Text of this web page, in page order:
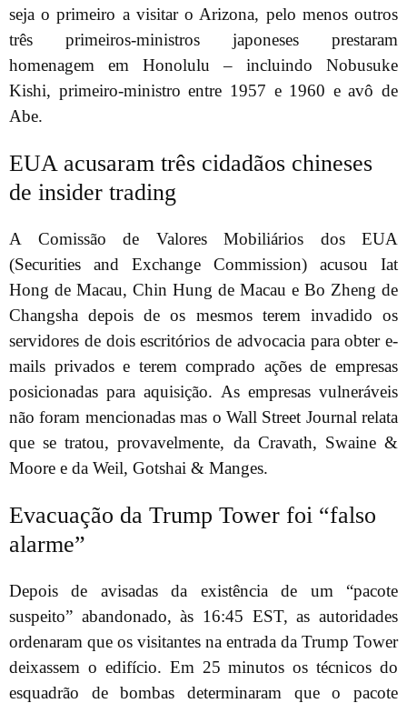
seja o primeiro a visitar o Arizona, pelo menos outros
três primeiros-ministros japoneses prestaram
homenagem em Honolulu – incluindo Nobusuke
Kishi, primeiro-ministro entre 1957 e 1960 e avô de
Abe.
EUA acusaram três cidadãos chineses
de insider trading
A Comissão de Valores Mobiliários dos EUA
(Securities and Exchange Commission) acusou Iat
Hong de Macau, Chin Hung de Macau e Bo Zheng de
Changsha depois de os mesmos terem invadido os
servidores de dois escritórios de advocacia para obter e-
mails privados e terem comprado ações de empresas
posicionadas para aquisição. As empresas vulneráveis
não foram mencionadas mas o Wall Street Journal relata
que se tratou, provavelmente, da Cravath, Swaine &
Moore e da Weil, Gotshai & Manges.
Evacuação da Trump Tower foi “falso
alarme”
Depois de avisadas da existência de um “pacote
suspeito” abandonado, às 16:45 EST, as autoridades
ordenaram que os visitantes na entrada da Trump Tower
deixassem o edifício. Em 25 minutos os técnicos do
esquadrão de bombas determinaram que o pacote